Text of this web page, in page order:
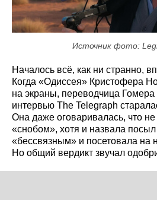
Источник фото:
Началось всё, как ни странно,
Когда «Одиссея» Кристофера
на экраны, переводчица
интервью The Telegraph
Она даже оговаривалась, что не
«снобом», хотя и назвала
«бессвязным» и посетовала на
Но общий вердикт звучал